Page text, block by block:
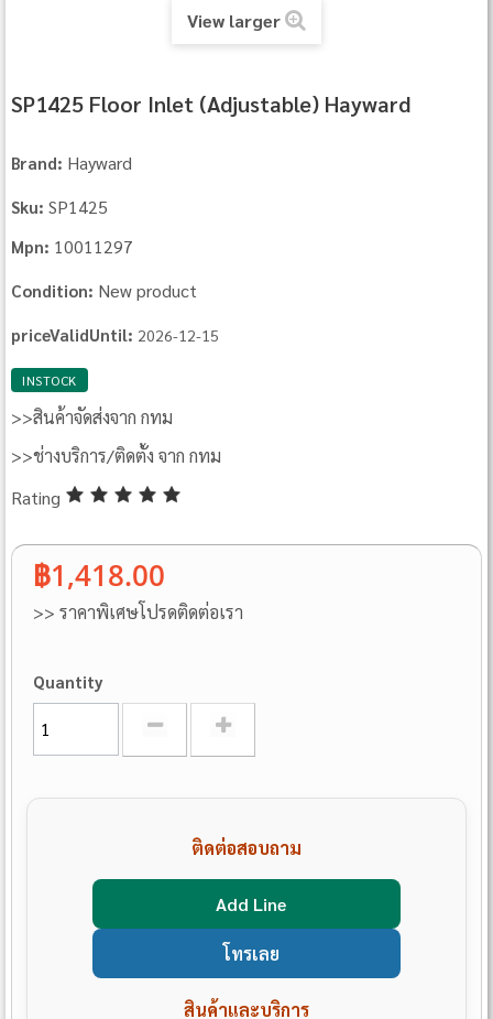
View larger
SP1425 Floor Inlet (Adjustable) Hayward
Brand: Hayward
Sku: SP1425
Mpn: 10011297
Condition: New product
priceValidUntil: 2026-12-15
INSTOCK
>>สินค้าจัดส่งจาก กทม
>>ช่างบริการ/ติดตั้ง จาก กทม
Rating
฿1,418.00
>> ราคาพิเศษโปรดติดต่อเรา
Quantity
ติดต่อสอบถาม
Add Line
โทรเลย
สินค้าและบริการ